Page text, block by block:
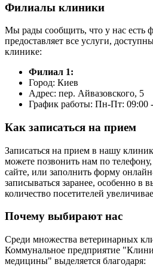
Филиалы клиники
Мы рады сообщить, что у нас есть
предоставляет все услуги,
клинике:
Филиал 1:
Город: Киев
Адрес: пер. Айвазовского, 5
График работы: Пн-Пт: 09:00
Как записаться на прием
Записаться на прием в нашу
можете позвонить нам по
сайте, или заполнить форму
записываться заранее, особенно в
количество посетителей
Почему выбирают нас
Среди множества ветеринарных
Коммунальное предприятие
медицины" выделяется благодаря: